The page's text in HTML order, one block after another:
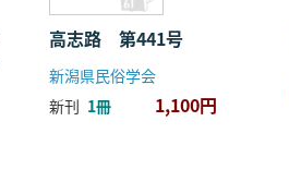
高志路 第441号
新潟県民俗学会
新刊 1冊 1,100円